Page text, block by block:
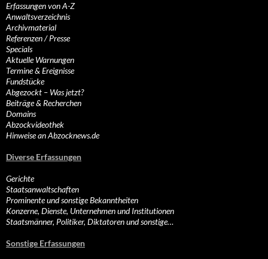
Erfassungen von A-Z
Anwaltsverzeichnis
Archivmaterial
Referenzen / Presse
Specials
Aktuelle Warnungen
Termine & Ereignisse
Fundstücke
Abgezockt – Was jetzt?
Beiträge & Recherchen
Domains
Abzockvideothek
Hinweise an Abzocknews.de
Diverse Erfassungen
Gerichte
Staatsanwaltschaften
Prominente und sonstige Bekanntheiten
Konzerne, Dienste, Unternehmen und Institutionen
Staatsmänner, Politiker, Diktatoren und sonstige…
Sonstige Erfassungen